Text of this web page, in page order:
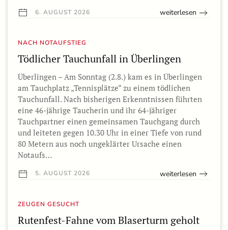
6. AUGUST 2026 weiterlesen
NACH NOTAUFSTIEG
Tödlicher Tauchunfall in Überlingen
Überlingen – Am Sonntag (2.8.) kam es in Überlingen
am Tauchplatz „Tennisplätze“ zu einem tödlichen
Tauchunfall. Nach bisherigen Erkenntnissen führten
eine 46-jährige Taucherin und ihr 64-jähriger
Tauchpartner einen gemeinsamen Tauchgang durch
und leiteten gegen 10.30 Uhr in einer Tiefe von rund
80 Metern aus noch ungeklärter Ursache einen
Notaufs…
5. AUGUST 2026 weiterlesen
ZEUGEN GESUCHT
Rutenfest-Fahne vom Blaserturm geholt